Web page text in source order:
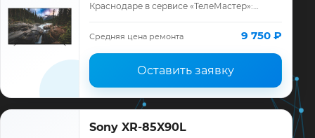
Краснодаре в сервисе «ТелеМастер»:
ремонта, запчасти и гарантия до 12
месяцев.
Средняя цена ремонта 9 750 ₽
Оставить заявку
Sony XR-85X90L